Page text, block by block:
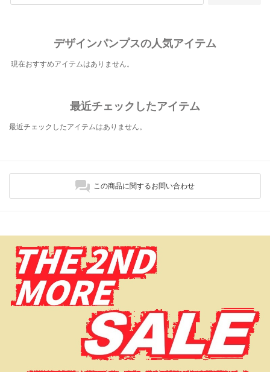
デザインパンプスの人気アイテム
現在おすすめアイテムはありません。
最近チェックしたアイテム
最近チェックしたアイテムはありません。
この商品に関するお問い合わせ